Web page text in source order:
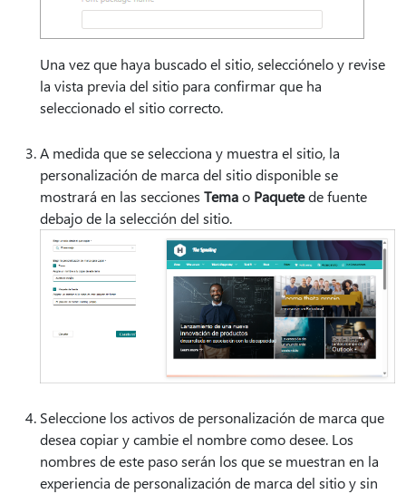
Una vez que haya buscado el sitio, selecciónelo y revise
la vista previa del sitio para confirmar que ha
seleccionado el sitio correcto.
A medida que se selecciona y muestra el sitio, la
personalización de marca del sitio disponible se
mostrará en las secciones Temao Paquetede fuente
debajo de la selección del sitio.
Seleccione los activos de personalización de marca que
desea copiar y cambie el nombre como desee. Los
nombres de este paso serán los que se muestran en la
experiencia de personalización de marca del sitio y sin